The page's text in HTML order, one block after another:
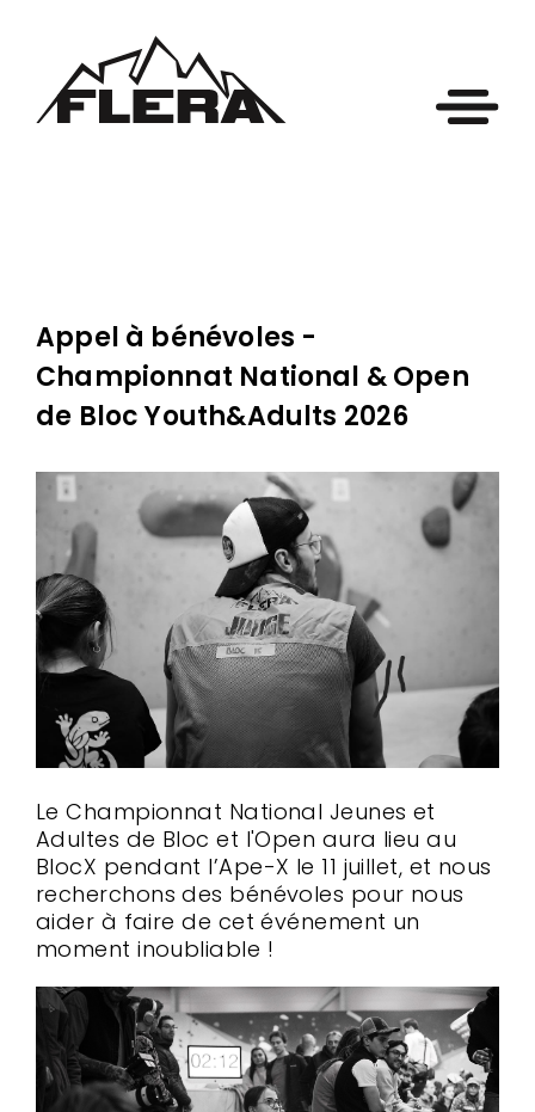
Appel à bénévoles -
Championnat National & Open
de Bloc Youth&Adults 2026
Le Championnat National Jeunes et
Adultes de Bloc et l'Open aura lieu au
BlocX pendant l’Ape-X le 11 juillet, et nous
recherchons des bénévoles pour nous
aider à faire de cet événement un
moment inoubliable !